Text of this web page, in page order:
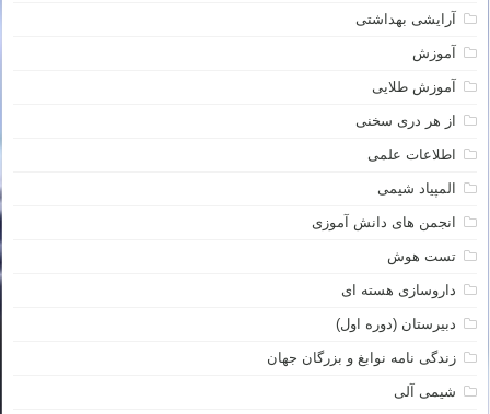
آرایشی بهداشتی
آموزش
آموزش طلایی
از هر دری سخنی
اطلاعات علمی
المپیاد شیمی
انجمن های دانش آموزی
تست هوش
داروسازی هسته ای
دبیرستان (دوره اول)
زندگی نامه نوابغ و بزرگان جهان
شیمی آلی